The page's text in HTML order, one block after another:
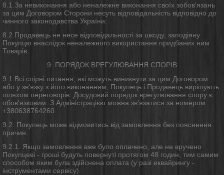
8.1.За невиконання або неналежне виконання своїх зобов'язань
за цим Договором Сторони несуть відповідальність відповідно до
чинного законодавства України.
8.2.Продавець не несе відповідальності за шкоду, заподіяну
Покупцю внаслідок неналежного використання придбаних ним
Товарів.
9. ПОРЯДОК ВРЕГУЛЮВАННЯ СПОРІВ
9.1.Всі спірні питання, які можуть виникнути за цим Договором
або у зв'язку з його виконанням, Покупець і Продавець вирішують
шляхом переговорів. Досудовий порядок врегулювання спору є
обов'язковим. З Адміністрацією можна зв'язатися за номером
+380638764260
9.2. Покупець може відмовитись від замовлення без пояснення
причин.
9.2.1. Якщо замовлення вже було оплачено, але не вручено
Покупцеві - гроші будуть повернуті протягом 48 годин, тим самим
способом яким була здійснена оплата (у разі еквайрингу -
інструментами сервісу).